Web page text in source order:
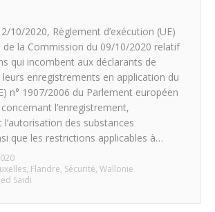
10/2020, Règlement d’exécution (UE)
de la Commission du 09/10/2020 relatif
qui incombent aux déclarants de
enregistrements en application du
n° 1907/2006 du Parlement européen
l’enregistrement,
l’autorisation des substances
que les restrictions applicables à…
, Flandre, Sécurité, Wallonie
Saidi